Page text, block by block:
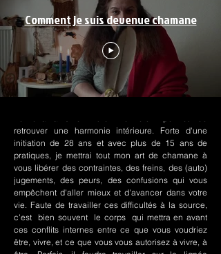
Comment je suis devenue chamane
retrouver une harmonie intérieure. Forte d'une
initiation de 28 ans et avec plus de 15 ans de
pratiques, je mettrai tout mon art de chamane à
vous libérer des contraintes, des freins, des (auto)
jugements, des peurs, des confusions qui vous
empêchent d'aller mieux et d'avancer dans votre
vie. Faute de travailler ces difficultés à la source,
c'est bien souvent le corps qui mettra en avant
ces conflits internes entre ce que vous voudriez
être, vivre, et ce que vous vous autorisez à vivre, à